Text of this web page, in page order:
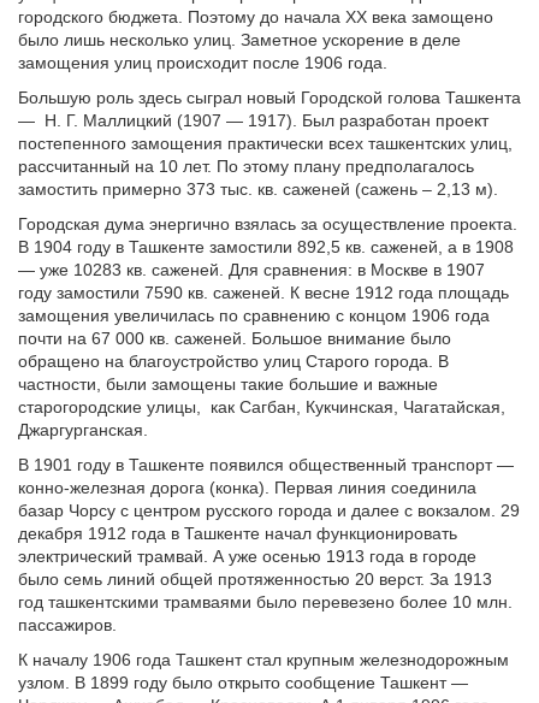
городского бюджета. Поэтому до начала XX века замощено
было лишь несколько улиц. Заметное ускорение в деле
замощения улиц происходит после 1906 года.
Большую роль здесь сыграл новый Городской голова Ташкента
— Н. Г. Маллицкий (1907 — 1917). Был разработан проект
постепенного замощения практически всех ташкентских улиц,
рассчитанный на 10 лет. По этому плану предполагалось
замостить примерно 373 тыс. кв. саженей (сажень – 2,13 м).
Городская дума энергично взялась за осуществление проекта.
В 1904 году в Ташкенте замостили 892,5 кв. саженей, а в 1908
— уже 10283 кв. саженей. Для сравнения: в Москве в 1907
году замостили 7590 кв. саженей. К весне 1912 года площадь
замощения увеличилась по сравнению с концом 1906 года
почти на 67 000 кв. саженей. Большое внимание было
обращено на благоустройство улиц Старого города. В
частности, были замощены такие большие и важные
старогородские улицы,
как Сагбан, Кукчинская, Чагатайская,
Джаргурганская.
В 1901 году в Ташкенте появился общественный транспорт —
конно-железная дорога (конка). Первая линия соединила
базар Чорсу с центром русского города и далее с вокзалом. 29
декабря 1912 года в Ташкенте начал функционировать
электрический трамвай. А уже осенью 1913 года в городе
было семь линий общей протяженностью 20 верст. За 1913
год ташкентскими трамваями было перевезено более 10 млн.
пассажиров.
К началу 1906 года Ташкент стал крупным железнодорожным
узлом. В 1899 году было открыто сообщение Ташкент —